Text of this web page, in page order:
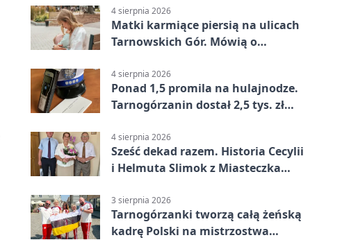
4 sierpnia 2026
Matki karmiące piersią na ulicach
Tarnowskich Gór. Mówią o
4 sierpnia 2026
Ponad 1,5 promila na hulajnodze.
Tarnogórzanin dostał 2,5 tys. zł
4 sierpnia 2026
Sześć dekad razem. Historia Cecylii
i Helmuta Slimok z Miasteczka
3 sierpnia 2026
Tarnogórzanki tworzą całą żeńską
kadrę Polski na mistrzostwa